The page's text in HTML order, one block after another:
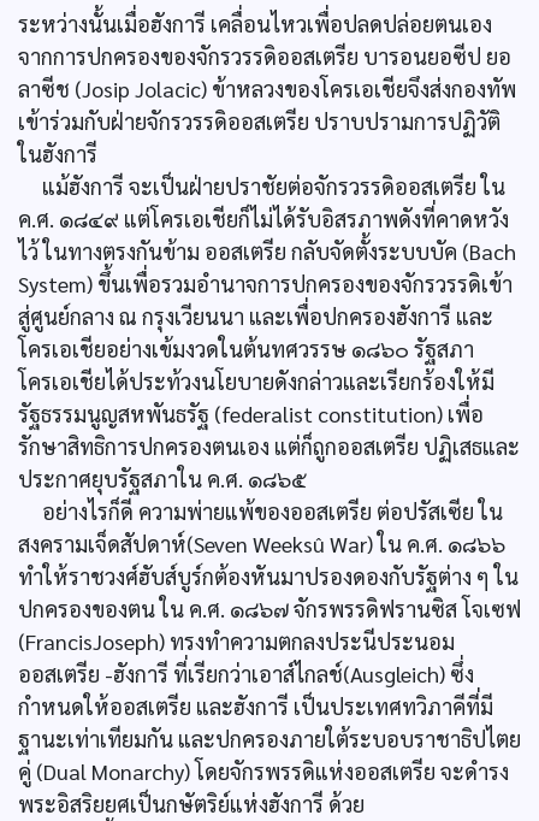
ระหว่างนั้นเมื่อฮังการี เคลื่อนไหวเพื่อปลดปล่อยตนเอง
จากการปกครองของจักรวรรดิออสเตรีย บารอนยอซีป ยอ
ลาซีช (Josip Jolacic) ข้าหลวงของโครเอเชียจึงส่งกองทัพ
เข้าร่วมกับฝ่ายจักรวรรดิออสเตรีย ปราบปรามการปฏิวัติ
ในฮังการี
แม้ฮังการี จะเป็นฝ่ายปราชัยต่อจักรวรรดิออสเตรีย ใน
ค.ศ. ๑๘๔๙ แต่โครเอเชียก็ไม่ได้รับอิสรภาพดังที่คาดหวัง
ไว้ ในทางตรงกันข้าม ออสเตรีย กลับจัดตั้งระบบบัค (Bach
System) ขึ้นเพื่อรวมอำนาจการปกครองของจักรวรรดิเข้า
สู่ศูนย์กลาง ณ กรุงเวียนนา และเพื่อปกครองฮังการี และ
โครเอเชียอย่างเข้มงวดในต้นทศวรรษ ๑๘๖๐ รัฐสภา
โครเอเชียได้ประท้วงนโยบายดังกล่าวและเรียกร้องให้มี
รัฐธรรมนูญสหพันธรัฐ (federalist constitution) เพื่อ
รักษาสิทธิการปกครองตนเอง แต่ก็ถูกออสเตรีย ปฏิเสธและ
ประกาศยุบรัฐสภาใน ค.ศ. ๑๘๖๕
อย่างไรก็ดี ความพ่ายแพ้ของออสเตรีย ต่อปรัสเซีย ใน
สงครามเจ็ดสัปดาห์(Seven Weeksû War) ใน ค.ศ. ๑๘๖๖
ทำให้ราชวงศ์ฮับส์บูร์กต้องหันมาปรองดองกับรัฐต่าง ๆ ใน
ปกครองของตน ใน ค.ศ. ๑๘๖๗ จักรพรรดิฟรานซิส โจเซฟ
(FrancisJoseph) ทรงทำความตกลงประนีประนอม
ออสเตรีย -ฮังการี ที่เรียกว่าเอาส์ไกลช์(Ausgleich) ซึ่ง
กำหนดให้ออสเตรีย และฮังการี เป็นประเทศทวิภาคีที่มี
ฐานะเท่าเทียมกัน และปกครองภายใต้ระบอบราชาธิปไตย
คู่ (Dual Monarchy) โดยจักรพรรดิแห่งออสเตรีย จะดำรง
พระอิสริยยศเป็นกษัตริย์แห่งฮังการี ด้วย